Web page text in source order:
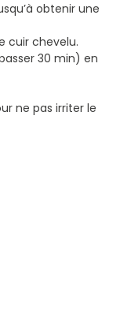
obtenir une
cuir chevelu.
30 min) en
ne pas irriter le